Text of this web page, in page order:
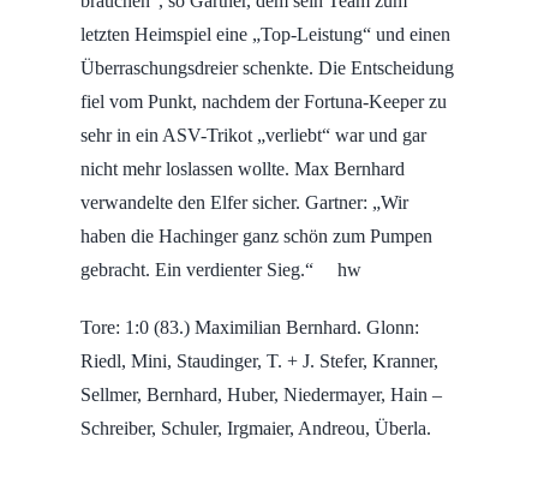
letzten Heimspiel eine „Top-Leistung“ und einen
Überraschungsdreier schenkte. Die Entscheidung
fiel vom Punkt, nachdem der Fortuna-Keeper zu
sehr in ein ASV-Trikot „verliebt“ war und gar
nicht mehr loslassen wollte. Max Bernhard
verwandelte den Elfer sicher. Gartner: „Wir
haben die Hachinger ganz schön zum Pumpen
gebracht. Ein verdienter Sieg.“ hw
Tore: 1:0 (83.) Maximilian Bernhard. Glonn:
Riedl, Mini, Staudinger, T. + J. Stefer, Kranner,
Sellmer, Bernhard, Huber, Niedermayer, Hain –
Schreiber, Schuler, Irgmaier, Andreou, Überla.